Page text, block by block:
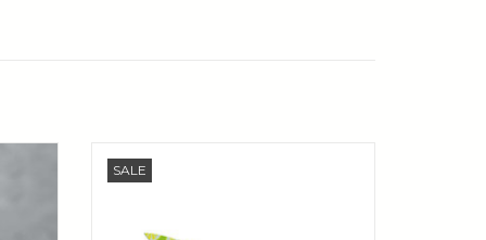
SALEonderweg naar werk en op reis!